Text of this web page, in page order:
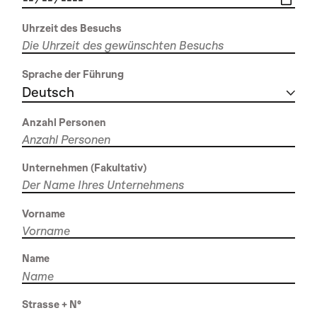
Uhrzeit des Besuchs
Sprache der Führung
Deutsch
Anzahl Personen
Unternehmen (Fakultativ)
Vorname
Name
Strasse + N°